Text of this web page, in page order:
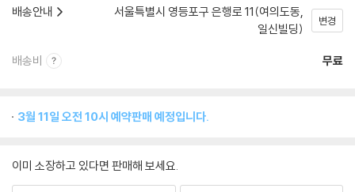
배송안내
서울특별시 영등포구 은행로 11(여의도동,
일신빌딩)
변경
배송비 무료
3월 11일 오전 10시 예약판매 예정입니다.
이미 소장하고 있다면 판매해 보세요.